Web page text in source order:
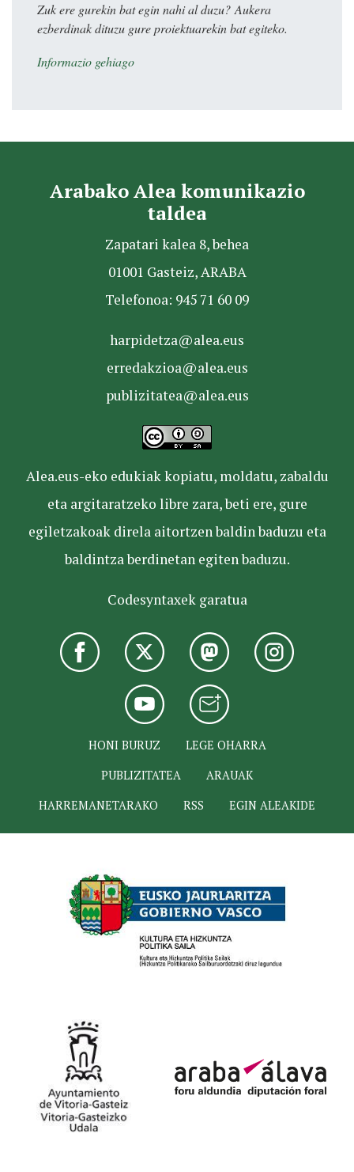
Zuk ere gurekin bat egin nahi al duzu? Aukera
ezberdinak dituzu gure proiektuarekin bat egiteko.
Informazio gehiago
Arabako Alea komunikazio
taldea
Zapatari kalea 8, behea
01001 Gasteiz, ARABA
Telefonoa: 945 71 60 09
harpidetza@alea.eus
erredakzioa@alea.eus
publizitatea@alea.eus
Alea.eus-eko edukiak kopiatu, moldatu, zabaldu
eta argitaratzeko libre zara, beti ere, gure
egiletzakoak direla aitortzen baldin baduzu eta
baldintza berdinetan egiten baduzu.
Codesyntaxek garatua
HONI BURUZ
LEGE OHARRA
PUBLIZITATEA
ARAUAK
HARREMANETARAKO
RSS EGIN ALEAKIDE